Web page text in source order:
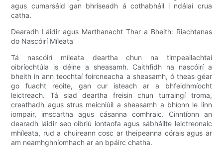
agus cumarsáid gan bhriseadh á cothabháil i ndálaí crua
catha.
Dearadh Láidir agus Marthanacht Thar a Bheith: Riachtanas
do Nascóirí Míleata
Tá nascóirí míleata deartha chun na timpeallachtaí
oibríochtúla is déine a sheasamh. Caithfidh na nascóirí a
bheith in ann teochtaí foircneacha a sheasamh, ó theas géar
go fuacht reoite, gan cur isteach ar a bhfeidhmíocht
leictreach. Tá siad deartha freisin chun turraingí troma,
creathadh agus strus meicniúil a sheasamh a bhíonn le linn
iompair, imscartha agus cásanna comhraic. Cinntíonn an
dearadh láidir seo oibriú iontaofa agus sábháilte leictreonaic
mhíleata, rud a chuireann cosc ​​ar theipeanna córais agus ar
am neamhghníomhach ar an bpáirc chatha.